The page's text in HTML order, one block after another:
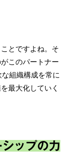
とですよね。そ
このパートナー
組織構成を常に
最大化していく
ップの力